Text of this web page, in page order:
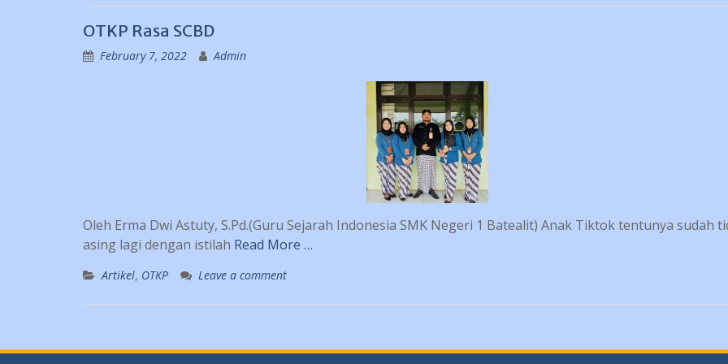
OTKP Rasa SCBD
February 7, 2022 Admin
Oleh Erma Dwi Astuty, S.Pd.(Guru Sejarah Indonesia SMK Negeri 1 Batealit) Anak Tiktok tentunya sudah
asing lagi dengan istilah Read More …
Artikel, OTKP Leave a comment